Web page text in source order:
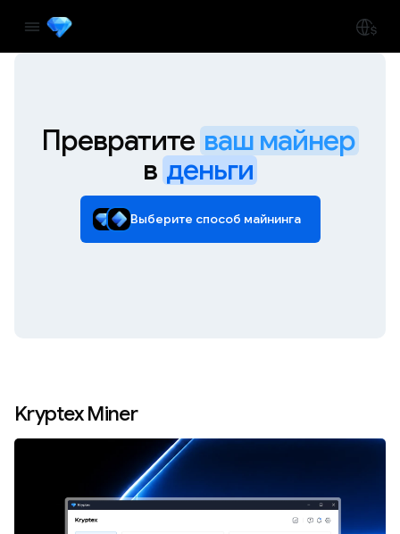
Превратитеваш майнер
в деньги
Выберите способ майнинга
Kryptex Miner